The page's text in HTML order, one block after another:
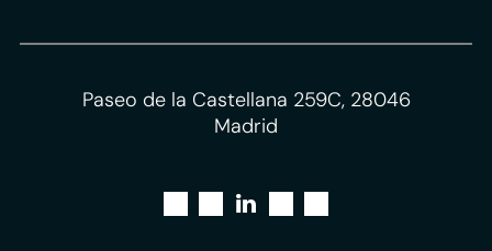
Paseo de la Castellana 259C, 28046
Madrid